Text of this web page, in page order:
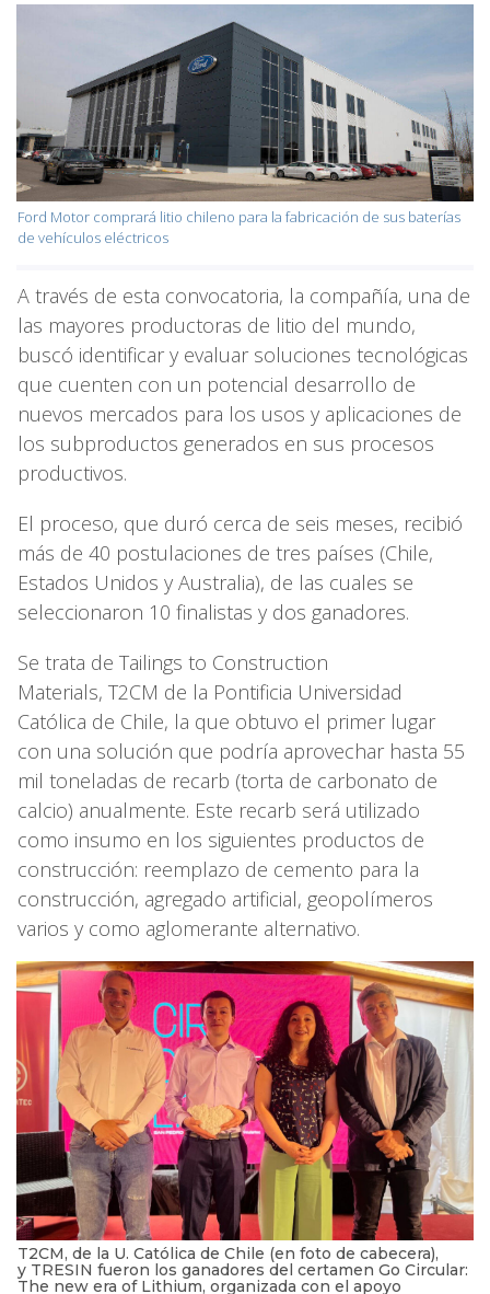
Ford Motor comprará litio chileno para la fabricación de sus baterías
de vehículos eléctricos
A través de esta convocatoria, la compañía, una de
las mayores productoras de litio del mundo,
buscó identificar y evaluar soluciones tecnológicas
que cuenten con un potencial desarrollo de
nuevos mercados para los usos y aplicaciones de
los subproductos generados en sus procesos
productivos.
El proceso, que duró cerca de seis meses, recibió
más de 40 postulaciones de tres países (Chile,
Estados Unidos y Australia), de las cuales se
seleccionaron 10 finalistas y dos ganadores.
Se trata de Tailings to Construction
Materials, T2CM de la Pontificia Universidad
Católica de Chile, la que obtuvo el primer lugar
con una solución que podría aprovechar hasta 55
mil toneladas de recarb (torta de carbonato de
calcio) anualmente. Este recarb será utilizado
como insumo en los siguientes productos de
construcción: reemplazo de cemento para la
construcción, agregado artificial, geopolímeros
varios y como aglomerante alternativo.
T2CM, de la U. Católica de Chile (en foto de cabecera),
y TRESIN fueron los ganadores del certamen Go Circular:
The new era of Lithium, organizada con el apoyo